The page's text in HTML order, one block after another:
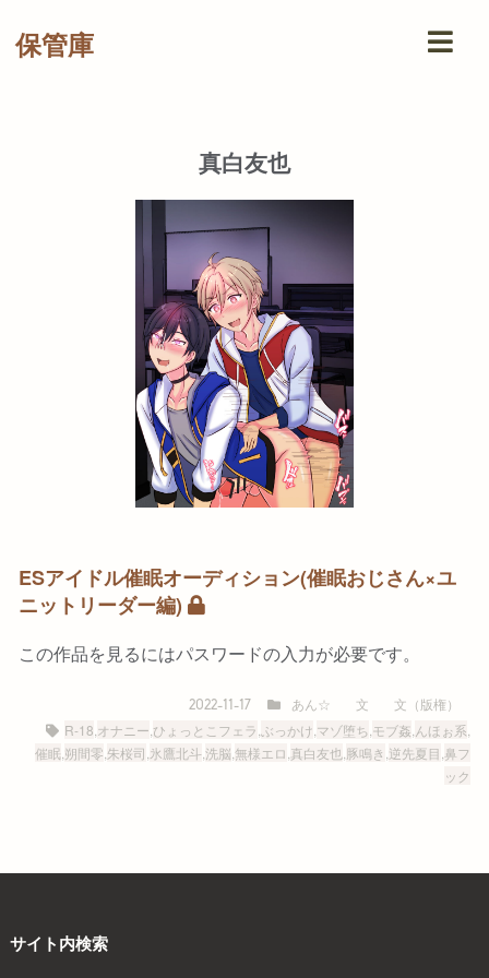
保管庫
真白友也
ESアイドル催眠オーディション(催眠おじさん×ユ
ニットリーダー編)
この作品を見るにはパスワードの入力が必要です。
2022-11-17 あん☆ 文
文（版権）
R-18 オナニー ひょっとこフェラ ぶっかけ マゾ堕ち モブ姦 んほぉ系
催眠 朔間零 朱桜司 氷鷹北斗,洗脳 ,無様エロ 真白友也 豚鳴き 逆先夏目 ,鼻フ
ック
サイト内検索